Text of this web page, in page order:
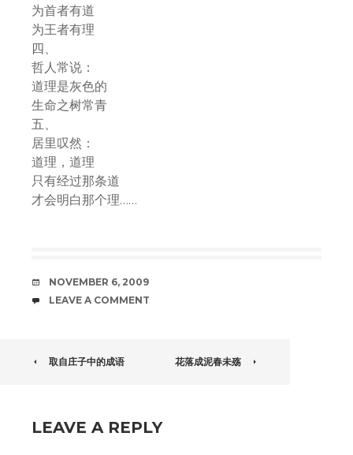
为首者有道
为王者有理
四、
哲人常说：
道理是灰色的
生命之树常青
五、
居里叹然：
道理，道理
只有经过那条道
才会明白那个理……
DATE
NOVEMBER 6, 2009
COMMENTS
LEAVE A COMMENT
POST
取自庄子中的成语 花落成泥春未殇
LEAVE A REPLY